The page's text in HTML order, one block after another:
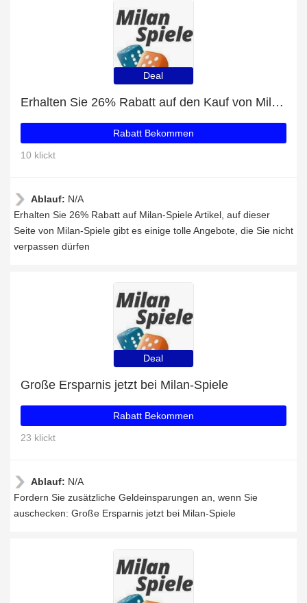
Deal
Erhalten Sie 26% Rabatt auf den Kauf von Milan-Spiele
Rabatt Bekommen
10 klickt
Ablauf: N/A
Erhalten Sie 26% Rabatt auf Milan-Spiele Artikel, auf dieser
Seite von Milan-Spiele gibt es einige tolle Angebote, die Sie nicht
verpassen dürfen
Deal
Große Ersparnis jetzt bei Milan-Spiele
Rabatt Bekommen
23 klickt
Ablauf: N/A
Fordern Sie zusätzliche Geldeinsparungen an, wenn Sie
auschecken: Große Ersparnis jetzt bei Milan-Spiele